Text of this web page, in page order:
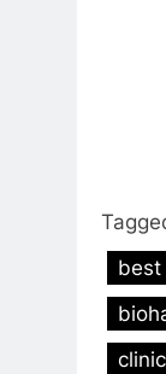
best